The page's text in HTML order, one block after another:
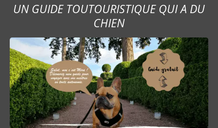
UN GUIDE TOUTOURISTIQUE QUI A DU
CHIEN